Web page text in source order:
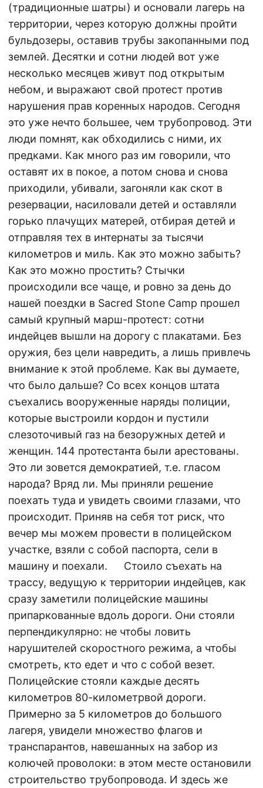
(традиционные шатры) и основали лагерь на
территории, через которую должны пройти
бульдозеры, оставив трубы закопанными под
землей. Десятки и сотни людей вот уже
несколько месяцев живут под открытым
небом, и выражают свой протест против
нарушения прав коренных народов. Сегодня
это уже нечто большее, чем трубопровод. Эти
люди помнят, как обходились с ними, их
предками. Как много раз им говорили, что
оставят их в покое, а потом снова и снова
приходили, убивали, загоняли как скот в
резервации, насиловали детей и оставляли
горько плачущих матерей, отбирая детей и
отправляя тех в интернаты за тысячи
километров и миль. Как это можно забыть?
Как это можно простить? Стычки
происходили все чаще, и ровно за день до
нашей поездки в Sacred Stone Camp прошел
самый крупный марш-протест: сотни
индейцев вышли на дорогу с плакатами. Без
оружия, без цели навредить, а лишь привлечь
внимание к этой проблеме. Как вы думаете,
что было дальше? Со всех концов штата
съехались вооруженные наряды полиции,
которые выстроили кордон и пустили
слезоточивый газ на безоружных детей и
женщин. 144 протестанта были арестованы.
Это ли зовется демократией, т.е. гласом
народа? Вряд ли. Мы приняли решение
поехать туда и увидеть своими глазами, что
происходит. Приняв на себя тот риск, что
вечер мы можем провести в полицейском
участке, взяли с собой паспорта, сели в
машину и поехали. Стоило съехать на
трассу, ведущую к территории индейцев, как
сразу заметили полицейские машины
припаркованные вдоль дороги. Они стояли
перпендикулярно: не чтобы ловить
нарушителей скоростного режима, а чтобы
смотреть, кто едет и что с собой везет.
Полицейские стояли каждые десять
километров 80-километрвой дороги.
Примерно за 5 километров до большого
лагеря, увидели множество флагов и
транспарантов, навешанных на забор из
колючей проволоки: в этом месте остановили
строительство трубопровода. И здесь же